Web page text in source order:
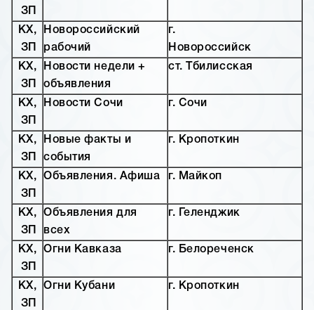
ЗП
КХ,
ЗП
Новороссийский
рабочий
г.
Новороссийск
КХ,
ЗП
Новости недели +
объявления
ст. Тбилисская
КХ,
ЗП
Новости Сочи г. Сочи
КХ,
ЗП
Новые факты и
события
г. Кропоткин
КХ,
ЗП
Объявления. Афиша г. Майкоп
КХ,
ЗП
Объявления для
всех
г. Геленджик
КХ,
ЗП
Огни Кавказа г. Белореченск
КХ,
ЗП
Огни Кубани г. Кропоткин